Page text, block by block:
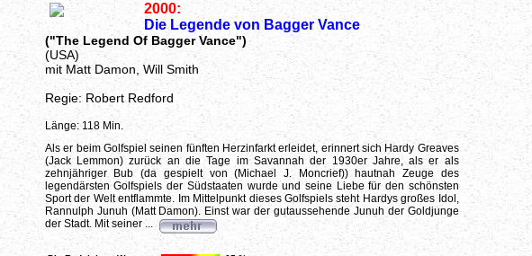
2000:
Die Legende von Bagger Vance
("The Legend Of Bagger Vance")
(USA)
mit Matt Damon, Will Smith
Regie: Robert Redford
Länge: 118 Min.
Als er beim Golfspiel seinen fünften Herzinfarkt erleidet, erinnert sich Hardy Greaves
(Jack Lemmon) zurück an die Tage im Savannah der 1930er Jahre, als er als
zehnjähriger Bub (da gespielt von (Michael J. Moncrief)) hautnah Zeuge des
legendärsten Golfspiels der Südstaaten wurde und seine Liebe für den schönsten
Sport der Welt entflammte. Im Mittelpunkt dieses Golfspiels steht Hardys großes Idol,
Rannulph Junuh (Matt Damon). Einst war der gutaussehende Junuh der Goldjunge
der Stadt. Mit seiner ...